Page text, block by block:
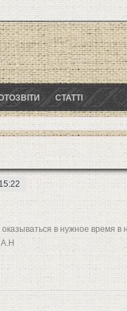
СТАТТІ
в нужное время
А.Н